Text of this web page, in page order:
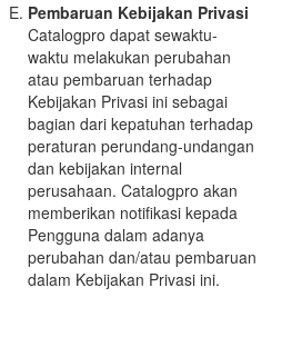
Pembaruan Kebijakan Privasi
Catalogpro dapat sewaktu-
waktu melakukan perubahan
atau pembaruan terhadap
Kebijakan Privasi ini sebagai
bagian dari kepatuhan terhadap
peraturan perundang-undangan
dan kebijakan internal
perusahaan. Catalogpro akan
memberikan notifikasi kepada
Pengguna dalam adanya
perubahan dan/atau pembaruan
dalam Kebijakan Privasi ini.